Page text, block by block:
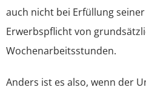
auch nicht bei Erfüllung
Erwerbspflicht von
Wochenarbeitsstunden.
Anders ist es also, wenn der